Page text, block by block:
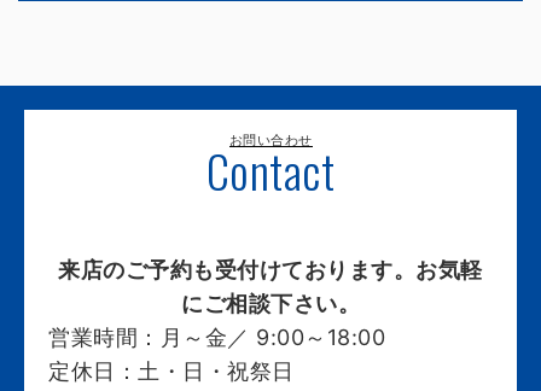
お問い合わせ
Contact
来店のご予約も受付けております。お気軽
にご相談下さい。
営業時間：
月～金／ 9:00～18:00
定休日： 土・日・祝祭日